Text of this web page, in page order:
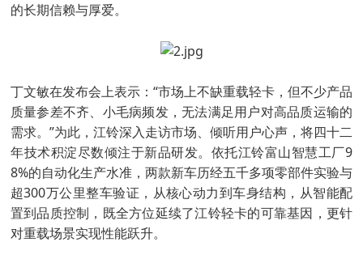
的长期信赖与厚爱。
丁文敏在发布会上表示：“市场上不缺重载轻卡，但不少产品
质量参差不齐、小毛病频发，无法满足用户对高品质运输的
需求。”为此，江铃深入走访市场、倾听用户心声，将四十二
年技术积淀尽数倾注于新品研发。依托江铃富山智慧工厂9
8%的自动化生产水准，两款新车历经五千多项零部件实验与
超300万公里整车验证，从核心动力到车身结构，从智能配
置到品质控制，既全方位延续了江铃轻卡的可靠基因，更针
对重载场景实现性能跃升。